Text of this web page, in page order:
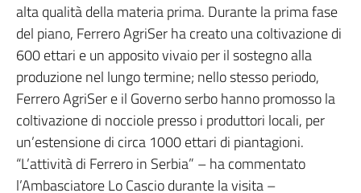
alta qualità della materia prima. Durante la prima fase
del piano, Ferrero AgriSer ha creato una coltivazione di
600 ettari e un apposito vivaio per il sostegno alla
produzione nel lungo termine; nello stesso periodo,
Ferrero AgriSer e il Governo serbo hanno promosso la
coltivazione di nocciole presso i produttori locali, per
un’estensione di circa 1000 ettari di piantagioni.
“L’attività di Ferrero in Serbia” – ha commentato
l’Ambasciatore Lo Cascio durante la visita –